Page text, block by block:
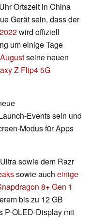
Ortszeit in China
Gerät sein, dass der
wird offiziell
um einige Tage
seine neuen
Z Flip4 5G
Events sein und
Modus für Apps
sowie dem Razr
sowie auch einige
8+ Gen 1
bis zu 12 GB
P-OLED-Display mit